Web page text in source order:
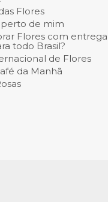
Flores
de mim
Flores com entrega
todo Brasil?
de Flores
da Manh